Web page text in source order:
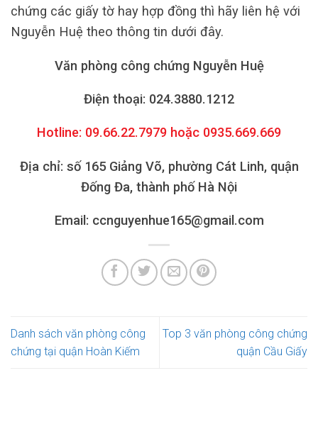
chứng các giấy tờ hay hợp đồng thì hãy liên hệ với
Nguyễn Huệ theo thông tin dưới đây.
Văn phòng công chứng Nguyễn Huệ
Điện thoại: 024.3880.1212
Hotline: 09.66.22.7979 hoặc 0935.669.669
Địa chỉ: số 165 Giảng Võ, phường Cát Linh, quận
Đống Đa, thành phố Hà Nội
Email: ccnguyenhue165@gmail.com
Danh sách văn phòng công
chứng tại quận Hoàn Kiếm
Top 3 văn phòng công chứng
quận Cầu Giấy